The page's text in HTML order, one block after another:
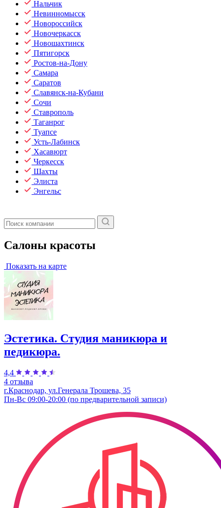
Нальчик
Невинномысск
Новороссийск
Новочеркасск
Новошахтинск
Пятигорск
Ростов-на-Дону
Самара
Саратов
Славянск-на-Кубани
Сочи
Ставрополь
Таганрог
Туапсе
Усть-Лабинск
Хасавюрт
Черкесск
Шахты
Элиста
Энгельс
Салоны красоты
Показать на карте
Эстетика. Студия маникюра и
педикюра.
4,4
4 отзыва
г.Краснодар, ул.Генерала Трошева, 35
Пн-Вс 09:00-20:00 (по предварительной записи)